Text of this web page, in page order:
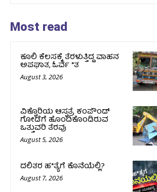
Most read
ಕೂಲಿ ಕೆಲಸಕ್ಕೆ ತೆರಳುತ್ತಿದ್ದ ವಾಹನ
ಅಪಘಾತ, ಓರ್ವ *ತ
August 3, 2026
ವಿಕ್ಟೊರಿಯ ಆಸ್ಪತ್ರೆ ಕಂಪೌಂಡ್
ಗೋಡೆಗೆ ಹೊಂದಿಕೊಂಡಿರುವ
ಒತ್ತುವರಿ ತೆರವು
August 5, 2026
ದಲಿತರ ಹ*ತ್ಯೆಗೆ ಕೊನೆಯೆಲ್ಲಿ?
August 7, 2026